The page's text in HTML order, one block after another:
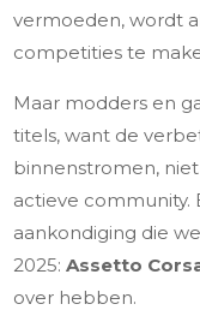
vermoeden, wordt
competities te
Maar modders en
titels, want de
binnenstromen,
actieve community.
aankondiging die
2025:Assetto
over hebben.